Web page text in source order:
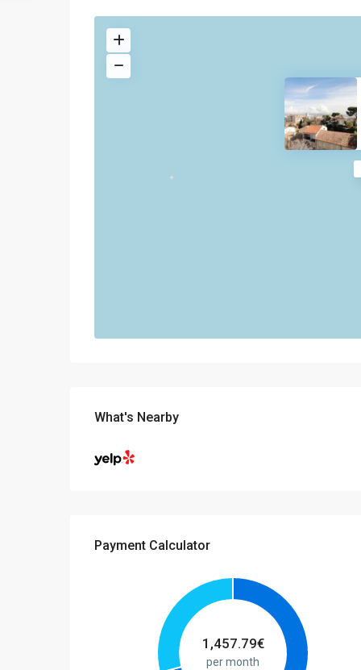
What's Nearby
Payment Calculator
1,457.79€
per month